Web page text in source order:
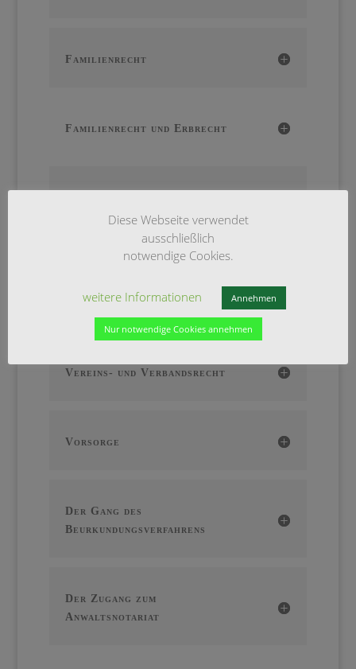
Familienrecht
Familienrecht und Erbrecht
Gesellschaftsrecht, Mergers
& Akquisitions
Vereins- und Verbandsrecht
Vorsorge
Der Gang des
Beurkundungsverfahrens
Der Zugang zum
Anwaltsnotariat
Diese Webseite verwendet
ausschließlich
notwendige Cookies.
weitere Informationen Annehmen
Nur notwendige Cookies annehmen